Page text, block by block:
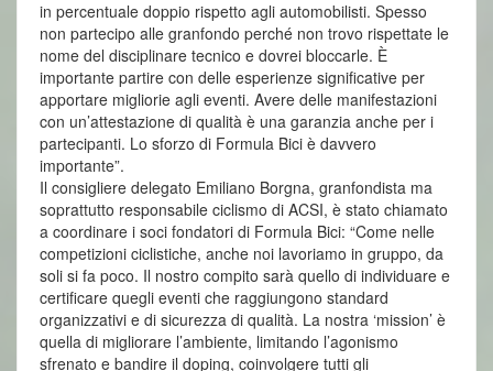
in percentuale doppio rispetto agli automobilisti. Spesso
non partecipo alle granfondo perché non trovo rispettate le
nome del disciplinare tecnico e dovrei bloccarle. È
importante partire con delle esperienze significative per
apportare migliorie agli eventi. Avere delle manifestazioni
con un’attestazione di qualità è una garanzia anche per i
partecipanti. Lo sforzo di Formula Bici è davvero
importante”.
Il consigliere delegato Emiliano Borgna, granfondista ma
soprattutto responsabile ciclismo di ACSI, è stato chiamato
a coordinare i soci fondatori di Formula Bici: “Come nelle
competizioni ciclistiche, anche noi lavoriamo in gruppo, da
soli si fa poco. Il nostro compito sarà quello di individuare e
certificare quegli eventi che raggiungono standard
organizzativi e di sicurezza di qualità. La nostra ‘mission’ è
quella di migliorare l’ambiente, limitando l’agonismo
sfrenato e bandire il doping, coinvolgere tutti gli